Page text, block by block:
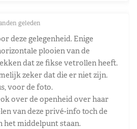
geleden
deze gelegenheid. Enige
plooien van de
dat ze fikse vetrollen heeft.
zeker dat die er niet zijn.
voor de foto.
over de openheid over haar
van deze privé-info toch de
het middelpunt staan.